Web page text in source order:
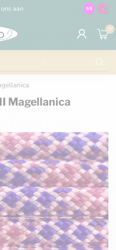
aan 100% de
9.5
0
Magellanica